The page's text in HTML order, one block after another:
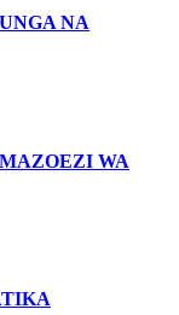
NA
WA